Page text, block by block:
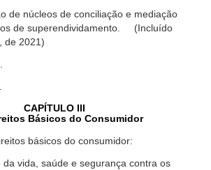
de núcleos de conciliação e mediação
de superendividamento. (Incluído
de 2021)
CAPÍTULO III
Básicos do Consumidor
básicos do consumidor:
da vida, saúde e segurança contra os